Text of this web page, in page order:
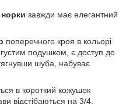
завжди має елегантний
поперечного кроя в кольорі
подушком, є доступ до
шуба, набуває
в короткий кожушок
відстібаються на 3/4.